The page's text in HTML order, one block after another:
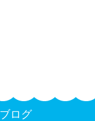
ブログ